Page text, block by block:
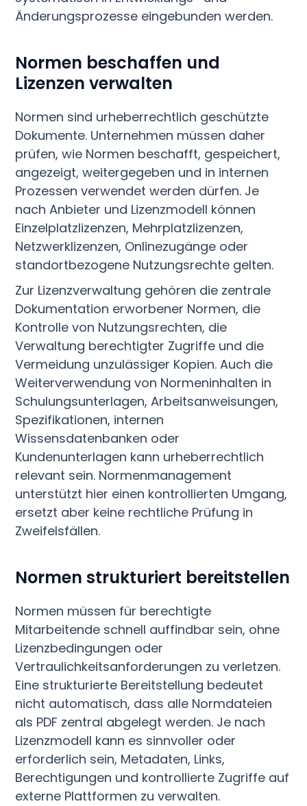
Änderungsprozesse eingebunden werden.
Normen beschaffen und
Lizenzen verwalten
Normen sind urheberrechtlich geschützte
Dokumente. Unternehmen müssen daher
prüfen, wie Normen beschafft, gespeichert,
angezeigt, weitergegeben und in internen
Prozessen verwendet werden dürfen. Je
nach Anbieter und Lizenzmodell können
Einzelplatzlizenzen, Mehrplatzlizenzen,
Netzwerklizenzen, Onlinezugänge oder
standortbezogene Nutzungsrechte gelten.
Zur Lizenzverwaltung gehören die zentrale
Dokumentation erworbener Normen, die
Kontrolle von Nutzungsrechten, die
Verwaltung berechtigter Zugriffe und die
Vermeidung unzulässiger Kopien. Auch die
Weiterverwendung von Normeninhalten in
Schulungsunterlagen, Arbeitsanweisungen,
Spezifikationen, internen
Wissensdatenbanken oder
Kundenunterlagen kann urheberrechtlich
relevant sein. Normenmanagement
unterstützt hier einen kontrollierten Umgang,
ersetzt aber keine rechtliche Prüfung in
Zweifelsfällen.
Normen strukturiert bereitstellen
Normen müssen für berechtigte
Mitarbeitende schnell auffindbar sein, ohne
Lizenzbedingungen oder
Vertraulichkeitsanforderungen zu verletzen.
Eine strukturierte Bereitstellung bedeutet
nicht automatisch, dass alle Normdateien
als PDF zentral abgelegt werden. Je nach
Lizenzmodell kann es sinnvoller oder
erforderlich sein, Metadaten, Links,
Berechtigungen und kontrollierte Zugriffe auf
externe Plattformen zu verwalten.